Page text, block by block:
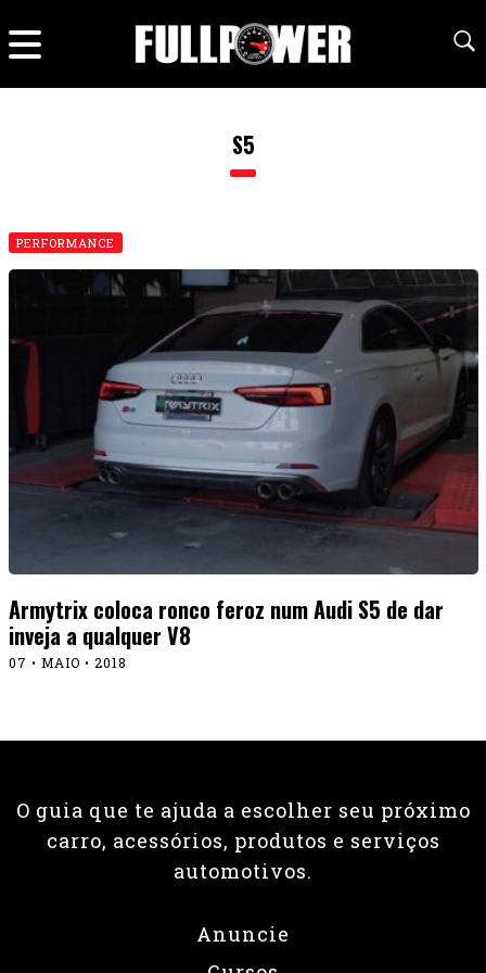
S5
PERFORMANCE
Armytrix coloca ronco feroz num Audi S5 de dar
inveja a qualquer V8
07 • MAIO • 2018
O guia que te ajuda a escolher seu próximo
carro, acessórios, produtos e serviços
automotivos.
Anuncie